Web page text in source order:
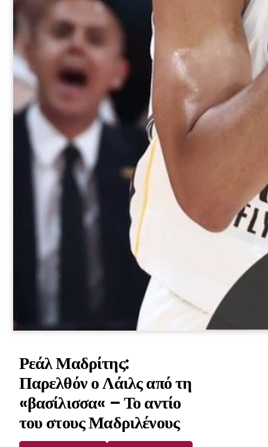
Ρεάλ Μαδρίτης:
Παρελθόν ο Λάιλς από τη
«βασίλισσα« – Το αντίο
του στους Μαδριλένους